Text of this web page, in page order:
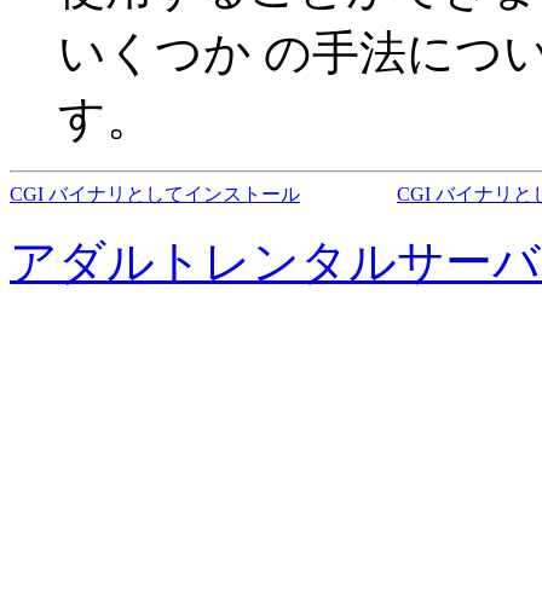
いくつか の手法につ
す。
CGI バイナリとしてインストール CGI バイナリと
アダルトレンタルサー